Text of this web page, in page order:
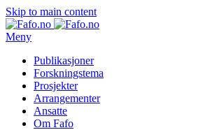
Skip to main content
Meny
Publikasjoner
Forskningstema
Prosjekter
Arrangementer
Ansatte
Om Fafo